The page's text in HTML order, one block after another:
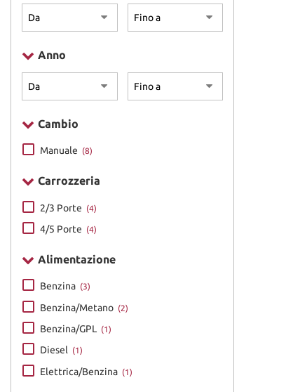
Anno
Cambio
Manuale (8)
Carrozzeria
2/3 Porte (4)
4/5 Porte (4)
Alimentazione
Benzina (3)
Benzina/Metano (2)
Benzina/GPL (1)
Diesel (1)
Elettrica/Benzina (1)